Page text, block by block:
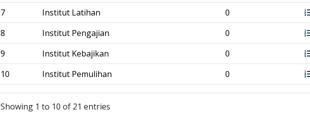
7
Institut Latihan
0
8
Institut Pengajian
0
9
Institut Kebajikan
0
10
Institut Pemulihan 0
Showing 1 to 10 of 21 entries